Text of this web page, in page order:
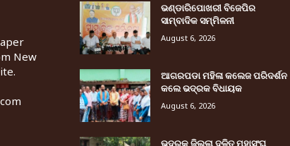
New
ଭଣ୍ଡାରିପୋଖରୀ ବିଜେପିର
ସାମ୍ବାଦିକ ସମ୍ମିଳନୀ
August 6, 2026
ଆଗରପଡା ମହିଳା କଲେଜ ପରିଦର୍ଶନ
କଲେ ଭଦ୍ରକ ବିଧାୟକ
August 6, 2026
ଭଦ୍ରକ ଜିଲ୍ଲା ଦଳିତ ମହାସଂଘ